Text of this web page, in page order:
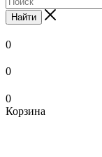
Найти
0
0
0
Корзина